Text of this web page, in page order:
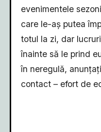
evenimentele
care le-aș putea
totul la zi, dar
înainte să le prind
în neregulă,
contact – efort de